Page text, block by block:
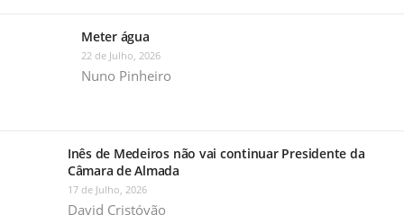
Meter água
22 de Julho, 2026
Nuno Pinheiro
Inês de Medeiros não vai continuar Presidente da
Câmara de Almada
17 de Julho, 2026
David Cristóvão